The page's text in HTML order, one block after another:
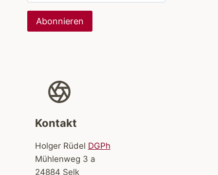
Kontakt
Holger Rüdel DGPh
Mühlenweg 3 a
24884 Selk